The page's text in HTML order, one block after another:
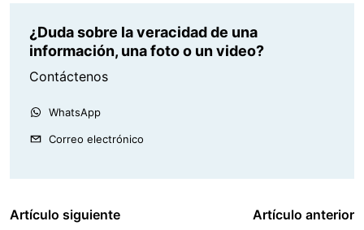
¿Duda sobre la veracidad de una
información, una foto o un video?
Contáctenos
WhatsApp
Correo electrónico
Artículo siguiente Artículo anterior